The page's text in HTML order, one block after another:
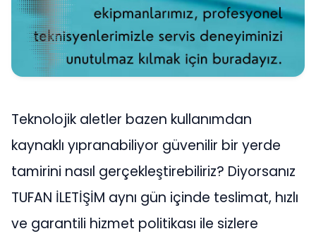
Teknolojik aletler bazen kullanımdan
kaynaklı yıpranabiliyor güvenilir bir yerde
tamirini nasıl gerçekleştirebiliriz? Diyorsanız
TUFAN İLETİŞİM aynı gün içinde teslimat, hızlı
ve garantili hizmet politikası ile sizlere